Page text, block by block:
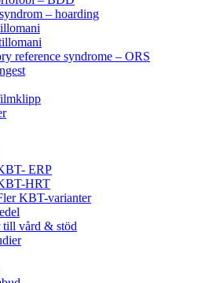
– hoarding
reference syndrome – ORS
ERP
HRT
KBT-varianter
till vård & stöd